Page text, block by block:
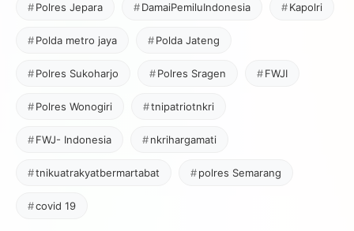
Polres Jepara DamaiPemiluIndonesia Kapolri
Polda metro jaya Polda Jateng
Polres Sukoharjo Polres Sragen FWJI
Polres Wonogiri tnipatriotnkri
FWJ- Indonesia nkrihargamati
tnikuatrakyatbermartabat polres Semarang
covid 19